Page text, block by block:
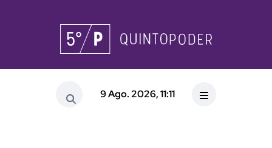
9 Ago. 2026, 11:11